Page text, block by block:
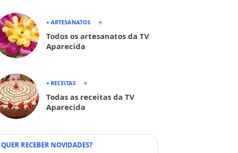
+ ARTESANATOS
Todos os artesanatos da TV
Aparecida
+ RECEITAS
Todas as receitas da TV
Aparecida
QUER RECEBER NOVIDADES?